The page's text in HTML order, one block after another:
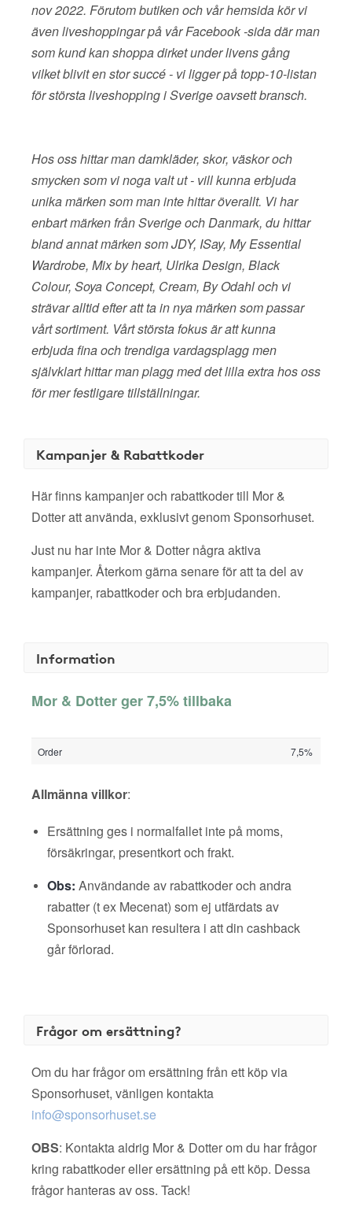
nov 2022. Förutom butiken och vår hemsida kör vi
även liveshoppingar på vår Facebook -sida där man
som kund kan shoppa dirket under livens gång
vilket blivit en stor succé - vi ligger på topp-10-listan
för största liveshopping i Sverige oavsett bransch.
Hos oss hittar man damkläder, skor, väskor och
smycken som vi noga valt ut - vill kunna erbjuda
unika märken som man inte hittar överallt. Vi har
enbart märken från Sverige och Danmark, du hittar
bland annat märken som JDY, ISay, My Essential
Wardrobe, Mix by heart, Ulrika Design, Black
Colour, Soya Concept, Cream, By Odahl och vi
strävar alltid efter att ta in nya märken som passar
vårt sortiment. Vårt största fokus är att kunna
erbjuda fina och trendiga vardagsplagg men
självklart hittar man plagg med det lilla extra hos oss
för mer festligare tillställningar.
Kampanjer & Rabattkoder
Här finns kampanjer och rabattkoder till Mor &
Dotter att använda, exklusivt genom Sponsorhuset.
Just nu har inte Mor & Dotter några aktiva
kampanjer. Återkom gärna senare för att ta del av
kampanjer, rabattkoder och bra erbjudanden.
Information
Mor & Dotter ger 7,5% tillbaka
Order 7,5%
Allmänna villkor:
Ersättning ges i normalfallet inte på moms,
försäkringar, presentkort och frakt.
Obs: Användande av rabattkoder och andra
rabatter (t ex Mecenat) som ej utfärdats av
Sponsorhuset kan resultera i att din cashback
går förlorad.
Frågor om ersättning?
Om du har frågor om ersättning från ett köp via
Sponsorhuset, vänligen kontakta
info@sponsorhuset.se
OBS: Kontakta aldrig Mor & Dotter om du har frågor
kring rabattkoder eller ersättning på ett köp. Dessa
frågor hanteras av oss. Tack!